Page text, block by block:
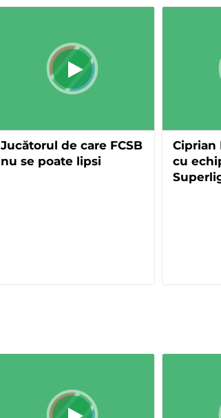
Jucătorul de care FCSB
nu se poate lipsi
Ciprian
cu